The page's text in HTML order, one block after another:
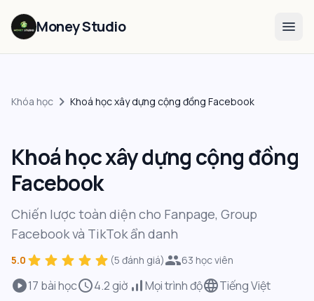
Money Studio menu
Khóa học chevron_right Khoá học xây dựng cộng đồng Facebook
Khoá học xây dựng cộng đồng
Facebook
Chiến lược toàn diện cho Fanpage, Group
Facebook và TikTok ẩn danh
5.0 star star star star star (5 đánh giá)people63 học viên
play_circle17 bài họcschedule4.2giờ signal_cellular_altMọi trình độlanguageTiếng Việt